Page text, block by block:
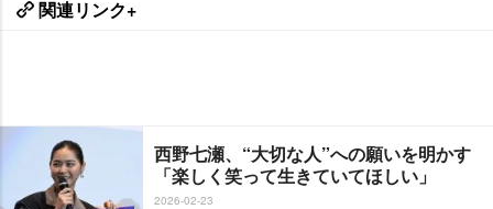
関連リンク+
西野七瀬、“大切な人”への願いを明かす
「楽しく笑って生きていてほしい」
2026-02-23